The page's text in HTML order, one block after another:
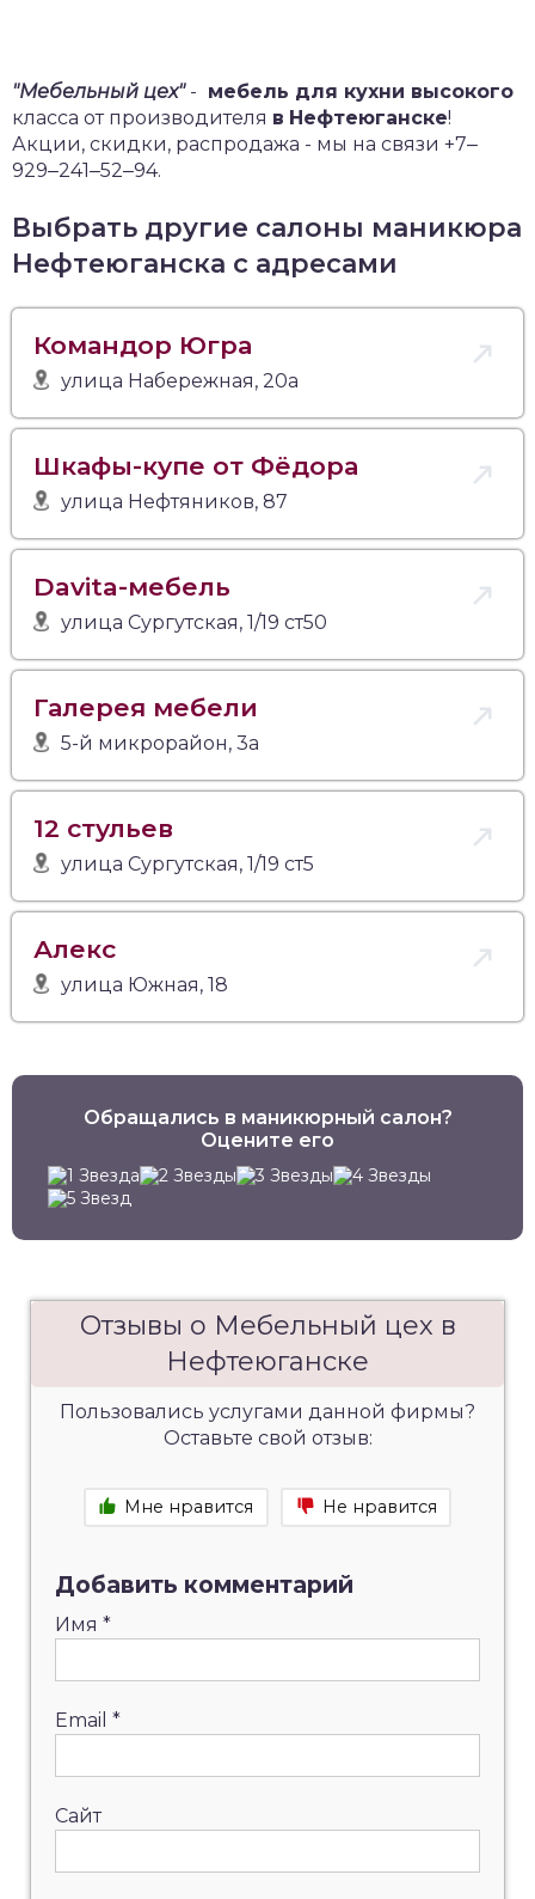
"Мебельный цех"- мебель для кухни высокого
класса от производителя в Нефтеюганске!
Акции, скидки, распродажа - мы на связи +7‒
929‒241‒52‒94.
Выбрать другие салоны маникюра
Нефтеюганска с адресами
Командор Югра
улица Набережная, 20а
Шкафы-купе от Фёдора
улица Нефтяников, 87
Davita-мебель
улица Сургутская, 1/19 ст50
Галерея мебели
5-й микрорайон, 3а
12 стульев
улица Сургутская, 1/19 ст5
Алекс
улица Южная, 18
Обращались в маникюрный салон?
Оцените его
Отзывы о Мебельный цех в
Нефтеюганске
Пользовались услугами данной фирмы?
Оставьте свой отзыв:
Мне нравится Не нравится
Добавить комментарий
Имя *
Email *
Сайт